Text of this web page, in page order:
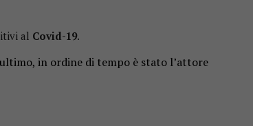
al Covid-19.
in ordine di tempo è stato l’attore